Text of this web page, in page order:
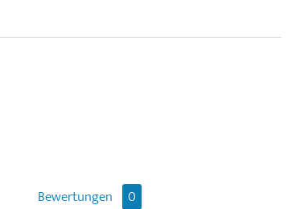
Bewertungen 0